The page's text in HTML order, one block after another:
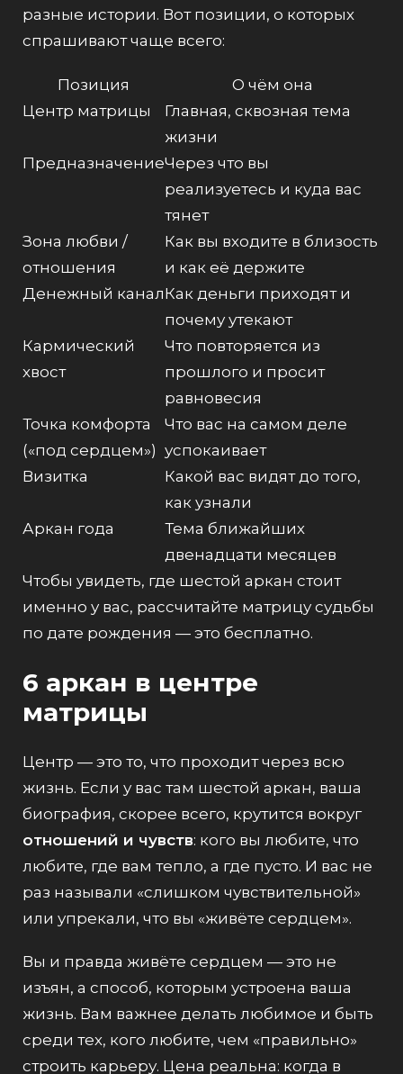
разные истории. Вот позиции, о которых
спрашивают чаще всего:
Позиция
О чём она
Центр матрицы
Главная, сквозная тема
жизни
ПредназначениеЧерез что вы
реализуетесь и куда вас
тянет
Зона любви /
отношения
Как вы входите в близость
и как её держите
Денежный каналКак деньги приходят и
почему утекают
Кармический
хвост
Что повторяется из
прошлого и просит
равновесия
Точка комфорта
(«под сердцем»)
Что вас на самом деле
успокаивает
Визитка
Какой вас видят до того,
как узнали
Аркан года
Тема ближайших
двенадцати месяцев
Чтобы увидеть, где шестой аркан стоит
именно у вас, рассчитайте матрицу судьбы
по дате рождения — это бесплатно.
6 аркан в центре
матрицы
Центр — это то, что проходит через всю
жизнь. Если у вас там шестой аркан, ваша
биография, скорее всего, крутится вокруг
отношений и чувств: кого вы любите, что
любите, где вам тепло, а где пусто. И вас не
раз называли «слишком чувствительной»
или упрекали, что вы «живёте сердцем».
Вы и правда живёте сердцем — это не
изъян, а способ, которым устроена ваша
жизнь. Вам важнее делать любимое и быть
среди тех, кого любите, чем «правильно»
строить карьеру. Цена реальна: когда в